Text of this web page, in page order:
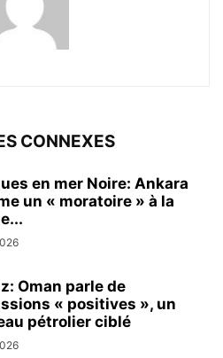
CONNEXES
en mer Noire: Ankara
un « moratoire » à la
Oman parle de
« positives », un
pétrolier ciblé